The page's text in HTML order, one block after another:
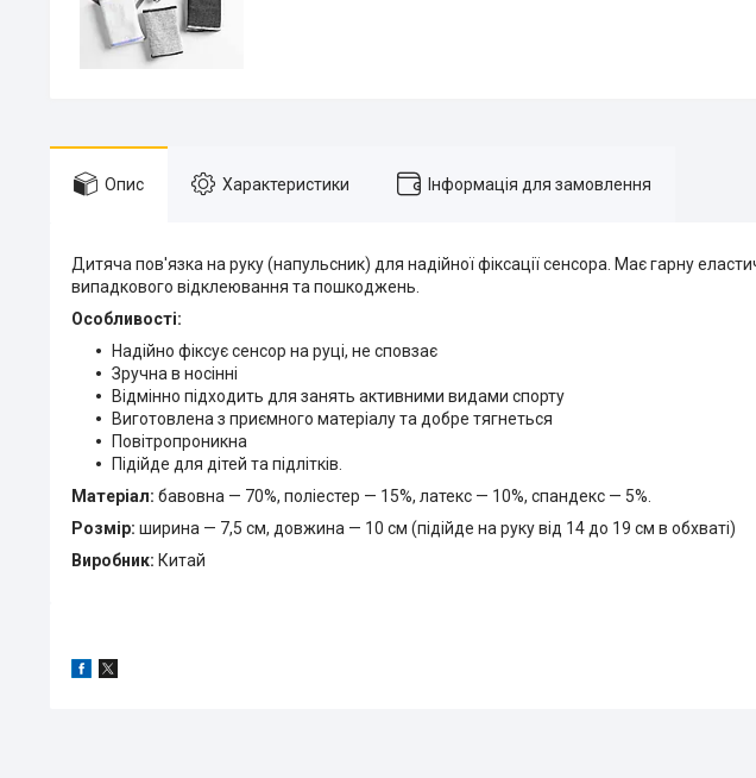
Опис Характеристики Інформація для замовлення
Дитяча пов'язка на руку (напульсник) для надійної фіксації сенсора. Має гарну
випадкового відклеювання та пошкоджень.
Особливості:
Надійно фіксує сенсор на руці, не сповзає
Зручна в носінні
Відмінно підходить для занять активними видами спорту
Виготовлена з приємного матеріалу та добре тягнеться
Повітропроникна
Підійде для дітей та підлітків.
Матеріал: бавовна — 70%, поліестер — 15%, латекс — 10%, спандекс — 5%.
Розмір: ширина — 7,5 см, довжина — 10 см (підійде на руку від 14 до 19 см в обхваті)
Виробник: Китай